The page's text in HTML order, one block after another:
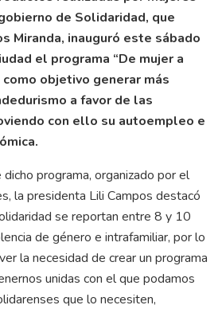
de Solidaridad, que
Miranda, inauguró este sábado
el programa “De mujer a
objetivo generar más
a favor de las
con ello su autoempleo e
programa, organizado por el
la presidenta Lili Campos destacó
se reportan entre 8 y 10
de género e intrafamiliar, por lo
la necesidad de crear un programa
unidas con el que podamos
que lo necesiten,